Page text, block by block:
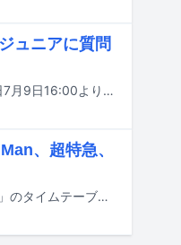
ュニアに質問
Storm Labelsが手がける音楽番組「Star Song Special」シーズン3の第9回が、明日7月9日16:00よりPrime Videoで配信される。
、超特急、
本日7月4日13:30から日本テレビ系で放送される音楽特番「THE MUSIC DAY 2026」のタイムテーブルが発表された。